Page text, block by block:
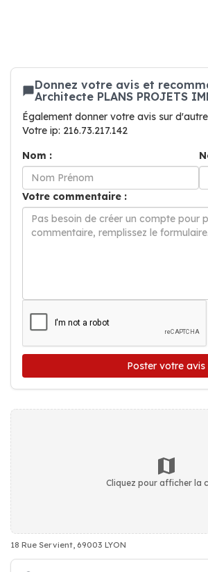
Donnez votre avis et
Architecte PLANS PROJETS
Également donner votre avis sur
Votre ip: 216.73.217.142
Nom :
Votre commentaire :
Poster votre avis
Cliquez pour afficher la
18 Rue Servient, 69003 LYON